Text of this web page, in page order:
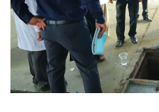
Thay mặt đơn vị, Ông Ngô
Bệnh viện đã gửi lời cảm
tác. Ông khẳng định Bệnh
các ý kiến đóng góp,